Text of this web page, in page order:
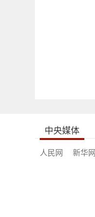
中央媒体
人民网 新华网